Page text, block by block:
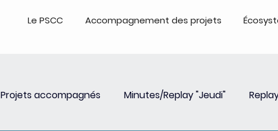
Le PSCC Accompagnement des projets
Projets accompagnés Minutes/Replay "Jeudi"